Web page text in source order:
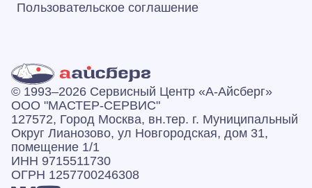
Пользовательское соглашение
© 1993–2026 Сервисный Центр «А‑Айсберг»
ООО "МАСТЕР-СЕРВИС"
127572, Город Москва, вн.тер. г. Муниципальный
Округ Лианозово, ул Новгородская, дом 31,
помещение 1/1
ИНН 9715511730
ОГРН 1257700246308